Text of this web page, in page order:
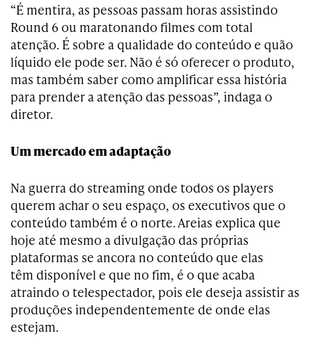
“É mentira, as pessoas passam horas assistindo
Round 6 ou maratonando filmes com total
atenção. É sobre a qualidade do conteúdo e quão
líquido ele pode ser. Não é só oferecer o produto,
mas também saber como amplificar essa história
para prender a atenção das pessoas”, indaga o
diretor.
Um mercado em adaptação
Na guerra do streaming onde todos os players
querem achar o seu espaço, os executivos que o
conteúdo também é o norte. Areias explica que
hoje até mesmo a divulgação das próprias
plataformas se ancora no conteúdo que elas
têm disponível e que no fim, é o que acaba
atraindo o telespectador, pois ele deseja assistir as
produções independentemente de onde elas
estejam.